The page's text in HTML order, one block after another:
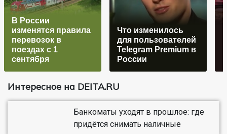
В России
изменятся правила
перевозок в
поездах с 1
сентября
Что изменилось
для пользователей
Telegram Premium в
России
Интересное на DEITA.RU
Банкоматы уходят в прошлое: где
придётся снимать наличные